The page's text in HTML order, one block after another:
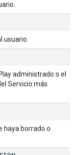
usuario.
administrado o el
Servicio más
haya borrado o